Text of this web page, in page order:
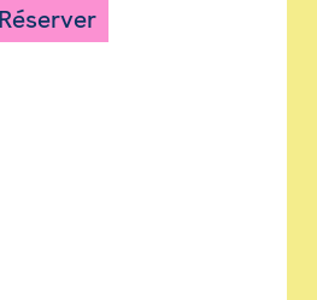
Réserver